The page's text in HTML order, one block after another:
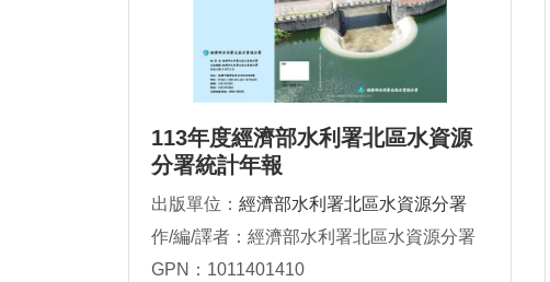
113年度經濟部水利署北區水資源
分署統計年報
出版單位： 經濟部水利署北區水資源分署
作/編/譯者：經濟部水利署北區水資源分署
GPN：1011401410